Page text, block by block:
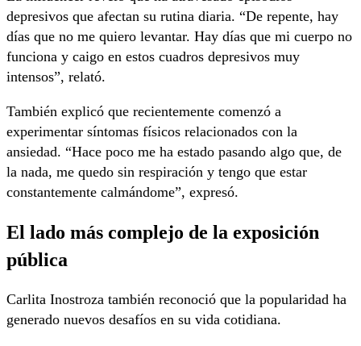
depresivos que afectan su rutina diaria. “De repente, hay
días que no me quiero levantar. Hay días que mi cuerpo no
funciona y caigo en estos cuadros depresivos muy
intensos”, relató.
También explicó que recientemente comenzó a
experimentar síntomas físicos relacionados con la
ansiedad. “Hace poco me ha estado pasando algo que, de
la nada, me quedo sin respiración y tengo que estar
constantemente calmándome”, expresó.
El lado más complejo de la exposición
pública
Carlita Inostroza también reconoció que la popularidad ha
generado nuevos desafíos en su vida cotidiana.